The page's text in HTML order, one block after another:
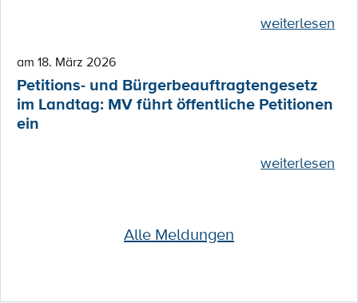
weiterlesen
am 18. März 2026
Petitions- und Bürgerbeauftragtengesetz
im Landtag: MV führt öffentliche Petitionen
ein
weiterlesen
Alle Meldungen